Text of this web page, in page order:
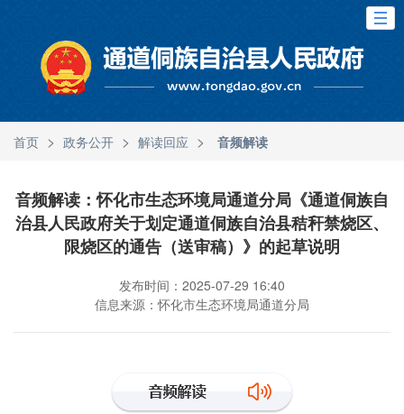
首页 > 政务公开 > 解读回应 > 音频解读
音频解读：怀化市生态环境局通道分局《通道侗族自
治县人民政府关于划定通道侗族自治县秸秆禁烧区、
限烧区的通告（送审稿）》的起草说明
发布时间：2025-07-29 16:40
信息来源：怀化市生态环境局通道分局